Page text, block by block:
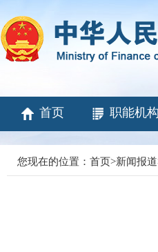
首页 职能机构
您现在的位置： 首页>新闻报道